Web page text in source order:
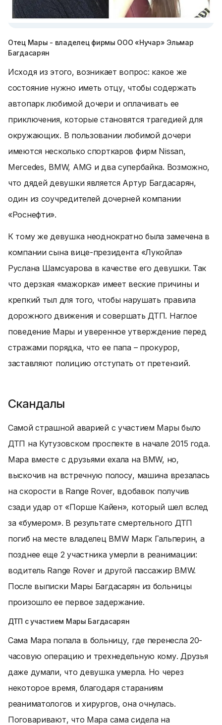
Отец Мары - владелец фирмы ООО «Нучар» Эльмар
Багдасарян
Исходя из этого, возникает вопрос: какое же
состояние нужно иметь отцу, чтобы содержать
автопарк любимой дочери и оплачивать ее
приключения, которые становятся трагедией для
окружающих. В пользовании любимой дочери
имеются несколько спорткаров фирм Nissan,
Mercedes, BMW, AMG и два супербайка. Возможно,
что дядей девушки является Артур Багдасарян,
один из соучредителей дочерней компании
«Роснефти».
К тому же девушка неоднократно была замечена в
компании сына вице-президента «Лукойла»
Руслана Шамсуарова в качестве его девушки. Так
что дерзкая «мажорка» имеет веские причины и
крепкий тыл для того, чтобы нарушать правила
дорожного движения и совершать ДТП. Наглое
поведение Мары и уверенное утверждение перед
стражами порядка, что ее папа – прокурор,
заставляют полицию отступать от претензий.
Скандалы
Самой страшной аварией с участием Мары было
ДТП на Кутузовском проспекте в начале 2015 года.
Мара вместе с друзьями ехала на BMW, но,
выскочив на встречную полосу, машина врезалась
на скорости в Range Rover, вдобавок получив
сзади удар от «Порше Кайен», который шел вслед
за «бумером». В результате смертельного ДТП
погиб на месте владелец BMW Марк Гальперин, а
позднее еще 2 участника умерли в реанимации:
водитель Range Rover и другой пассажир BMW.
После выписки Мары Багдасарян из больницы
произошло ее первое задержание.
ДТП с участием Мары Багдасарян
Сама Мара попала в больницу, где перенесла 20-
часовую операцию и трехнедельную кому. Друзья
даже думали, что девушка умерла. Но через
некоторое время, благодаря стараниям
реаниматологов и хирургов, она очнулась.
Поговаривают, что Мара сама сидела на